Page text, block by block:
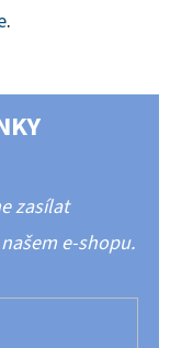
.
zasílat
e-shopu.